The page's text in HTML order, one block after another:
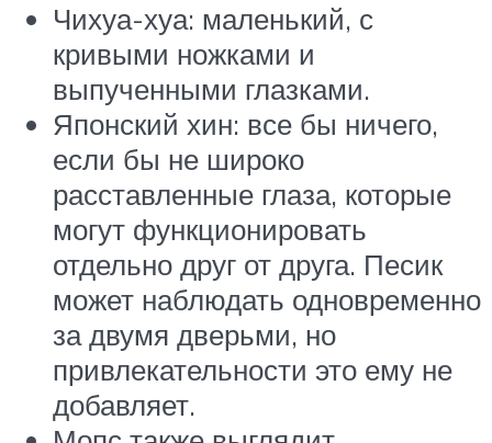
Чихуа-хуа: маленький, с
кривыми ножками и
выпученными глазками.
Японский хин: все бы ничего,
если бы не широко
расставленные глаза, которые
могут функционировать
отдельно друг от друга. Песик
может наблюдать одновременно
за двумя дверьми, но
привлекательности это ему не
добавляет.